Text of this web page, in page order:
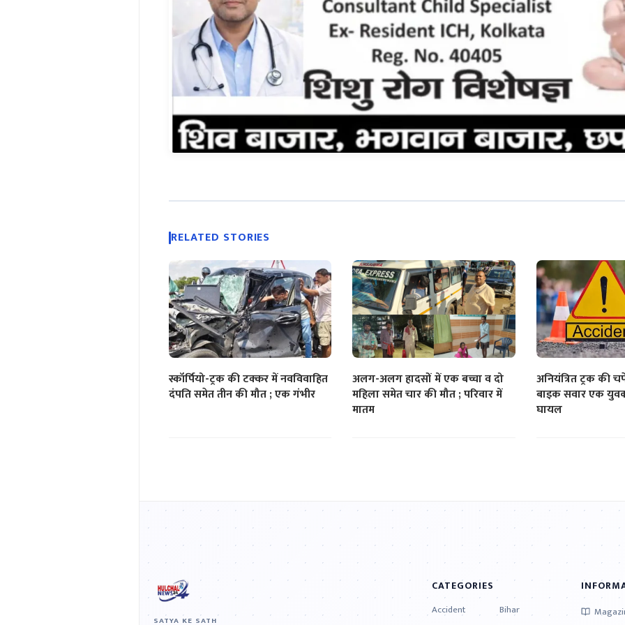
RELATED STORIES
स्कॉर्पियो-ट्रक की टक्कर में नवविवाहित
दंपति समेत तीन की मौत ; एक गंभीर
अलग-अलग हादसों में एक बच्चा व दो
महिला समेत चार की मौत ; परिवार में
मातम
अनियंत्रित ट्रक की
बाइक सवार एक
घायल
SATYA KE SATH
CATEGORIES
Accident Bihar